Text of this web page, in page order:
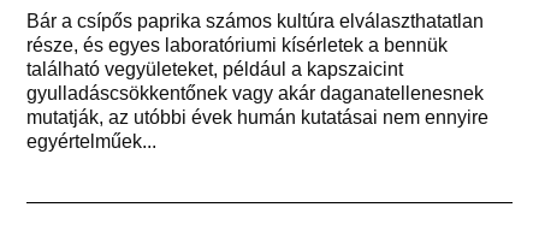
Bár a csípős paprika számos kultúra elválaszthatatlan
része, és egyes laboratóriumi kísérletek a bennük
található vegyületeket, például a kapszaicint
gyulladáscsökkentőnek vagy akár daganatellenesnek
mutatják, az utóbbi évek humán kutatásai nem ennyire
egyértelműek...